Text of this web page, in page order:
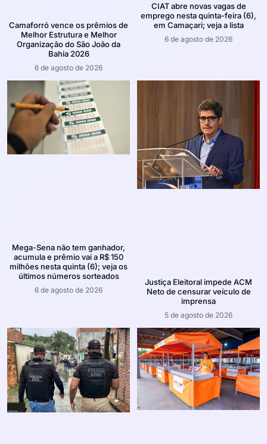
Camaforró vence os prêmios de
Melhor Estrutura e Melhor
Organização do São João da
Bahia 2026
6 de agosto de 2026
CIAT abre novas vagas de
emprego nesta quinta-feira (6),
em Camaçari; veja a lista
6 de agosto de 2026
Mega-Sena não tem ganhador,
acumula e prêmio vai a R$ 150
milhões nesta quinta (6); veja os
últimos números sorteados
6 de agosto de 2026
Justiça Eleitoral impede ACM
Neto de censurar veículo de
imprensa
5 de agosto de 2026